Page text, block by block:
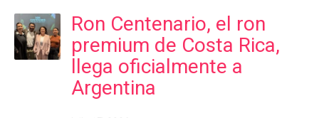
Ron Centenario, el ron
premium de Costa Rica,
llega oficialmente a
Argentina